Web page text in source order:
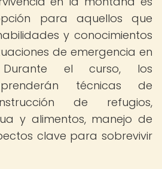
para aquellos que
y conocimientos
de emergencia en
el curso, los
técnicas de
de refugios,
y alimentos, manejo de
clave para sobrevivir